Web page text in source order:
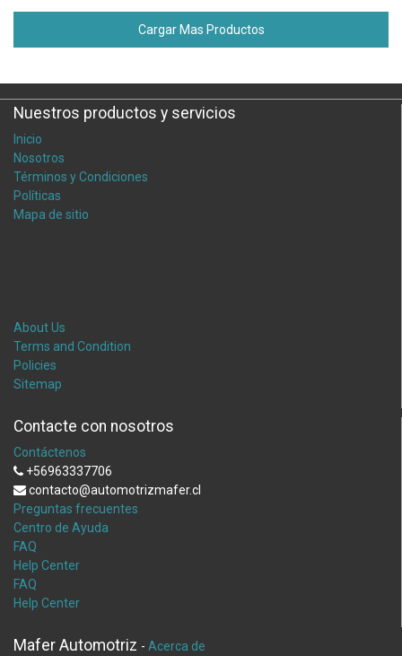
Cargar Mas Productos
Nuestros productos y servicios
Inicio
Nosotros
Términos y Condiciones
Políticas
Mapa de sitio
About Us
Terms and Condition
Policies
Sitemap
Contacte con nosotros
Contáctenos
+56963337706
contacto@automotrizmafer.cl
Preguntas frecuentes
Centro de Ayuda
FAQ
Help Center
FAQ
Help Center
Mafer Automotriz - Acerca de